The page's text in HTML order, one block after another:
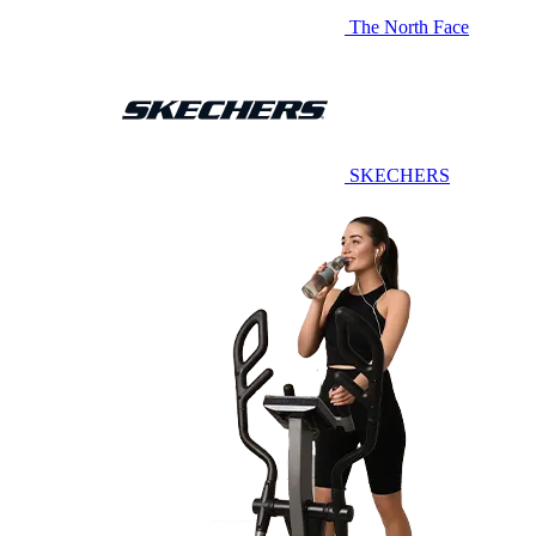
The North Face
SKECHERS